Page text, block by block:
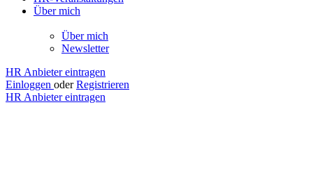
Über mich
Über mich
Newsletter
HR Anbieter eintragen
Einloggen oder Registrieren
HR Anbieter eintragen